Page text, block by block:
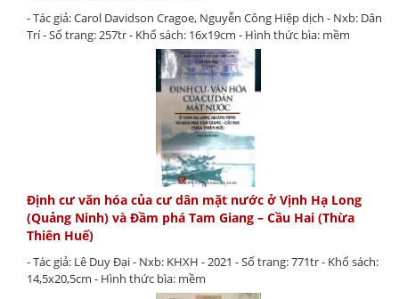
- Tác giả: Carol Davidson Cragoe, Nguyễn Công Hiệp dịch - Nxb: Dân
Trí - Số trang: 257tr - Khổ sách: 16x19cm - Hình thức bìa: mềm
Định cư văn hóa của cư dân mặt nước ở Vịnh Hạ Long
(Quảng Ninh) và Đầm phá Tam Giang – Cầu Hai (Thừa
Thiên Huế)
- Tác giả: Lê Duy Đại - Nxb: KHXH - 2021 - Số trang: 771tr - Khổ sách:
14,5x20,5cm - Hình thức bìa: mềm